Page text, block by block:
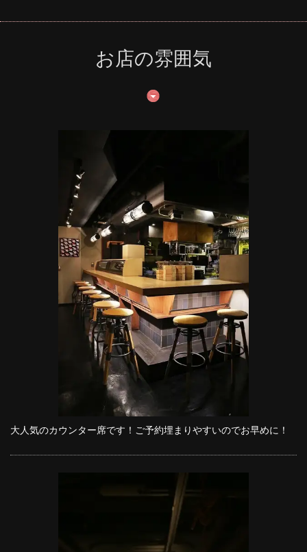
お店の雰囲気
大人気のカウンター席です！ご予約埋まりやすいのでお早めに！